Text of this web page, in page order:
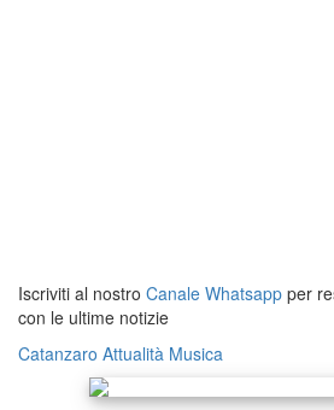
Iscriviti al nostro Canale Whatsapp per
con le ultime notizie
Catanzaro Attualità Musica